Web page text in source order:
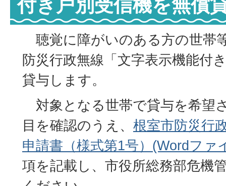
付き戸別受信機を無償
聴覚に障がいのある方の世帯
防災行政無線「文字表示機能付
貸与します。
対象となる世帯で貸与を希望
目を確認のうえ、 根室市防災行
申請書（様式第1号）(Wordファ
項を記載し、市役所総務部危機